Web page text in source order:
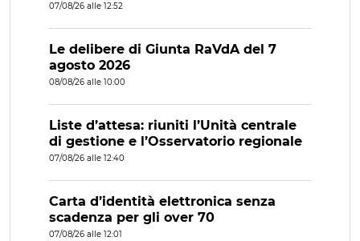
07/08/26 alle 12:52
Le delibere di Giunta RaVdA del 7
agosto 2026
08/08/26 alle 10:00
Liste d’attesa: riuniti l’Unità centrale
di gestione e l’Osservatorio regionale
07/08/26 alle 12:40
Carta d’identità elettronica senza
scadenza per gli over 70
07/08/26 alle 12:01